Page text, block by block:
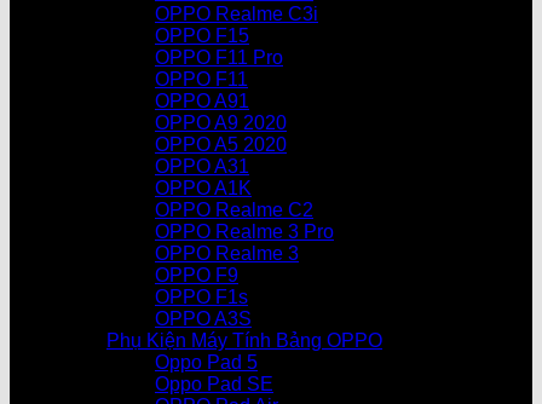
OPPO Realme C3i
OPPO F15
OPPO F11 Pro
OPPO F11
OPPO A91
OPPO A9 2020
OPPO A5 2020
OPPO A31
OPPO A1K
OPPO Realme C2
OPPO Realme 3 Pro
OPPO Realme 3
OPPO F9
OPPO F1s
OPPO A3S
Phụ Kiện Máy Tính Bảng OPPO
Oppo Pad 5
Oppo Pad SE